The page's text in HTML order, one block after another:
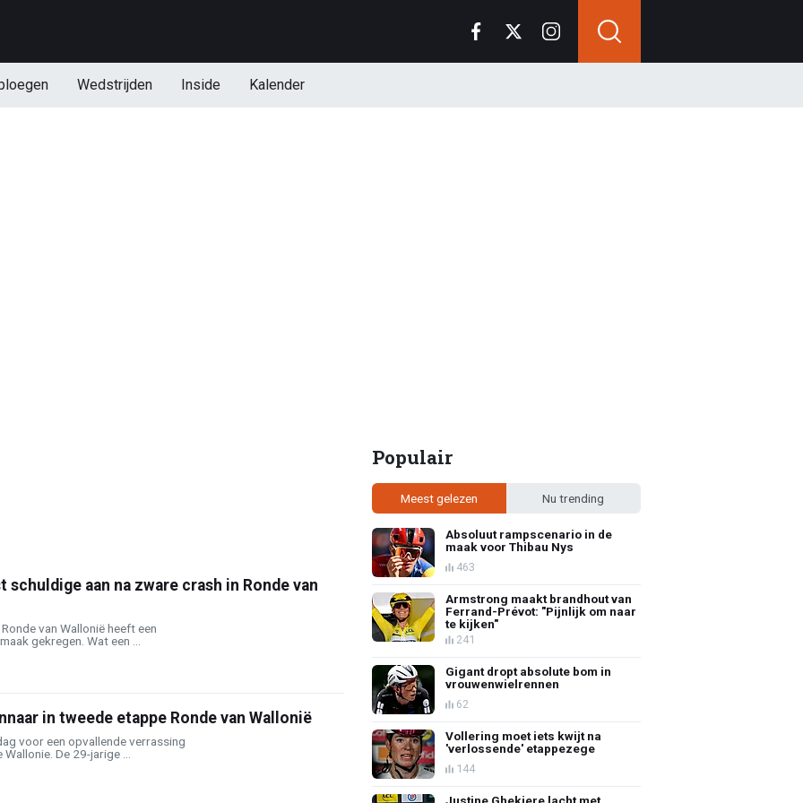
Wedstrijden Inside Kalender
schuldige aan na zware crash in Ronde van
van Wallonië heeft een
gekregen. Wat een ...
in tweede etappe Ronde van Wallonië
voor een opvallende verrassing
De 29-jarige ...
Populair
Meest gelezen Nu trending
Absoluut rampscenario in de
maak voor Thibau Nys
463
Armstrong maakt brandhout van
Ferrand-Prévot: "Pijnlijk om naar
te kijken"
241
Gigant dropt absolute bom in
vrouwenwielrennen
62
Vollering moet iets kwijt na
'verlossende' etappezege
144
Justine Ghekiere lacht met